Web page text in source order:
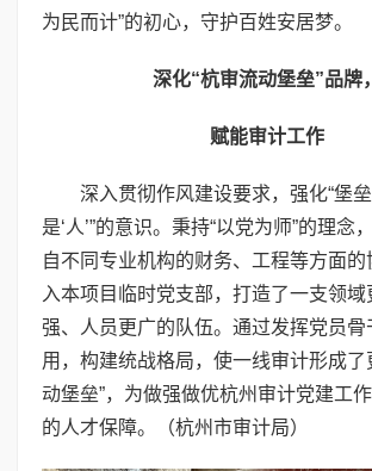
为民而计”的初心，守护百姓安居梦。
深化“杭审流动堡垒”品牌，
赋能审计工作
深入贯彻作风建设要求，强化“堡
是‘人’”的意识。秉持“以党为师”的理念
自不同专业机构的财务、工程等方面的
入本项目临时党支部，打造了一支领域
强、人员更广的队伍。通过发挥党员骨
用，构建统战格局，使一线审计形成了
动堡垒”，为做强做优杭州审计党建工
的人才保障。（杭州市审计局）